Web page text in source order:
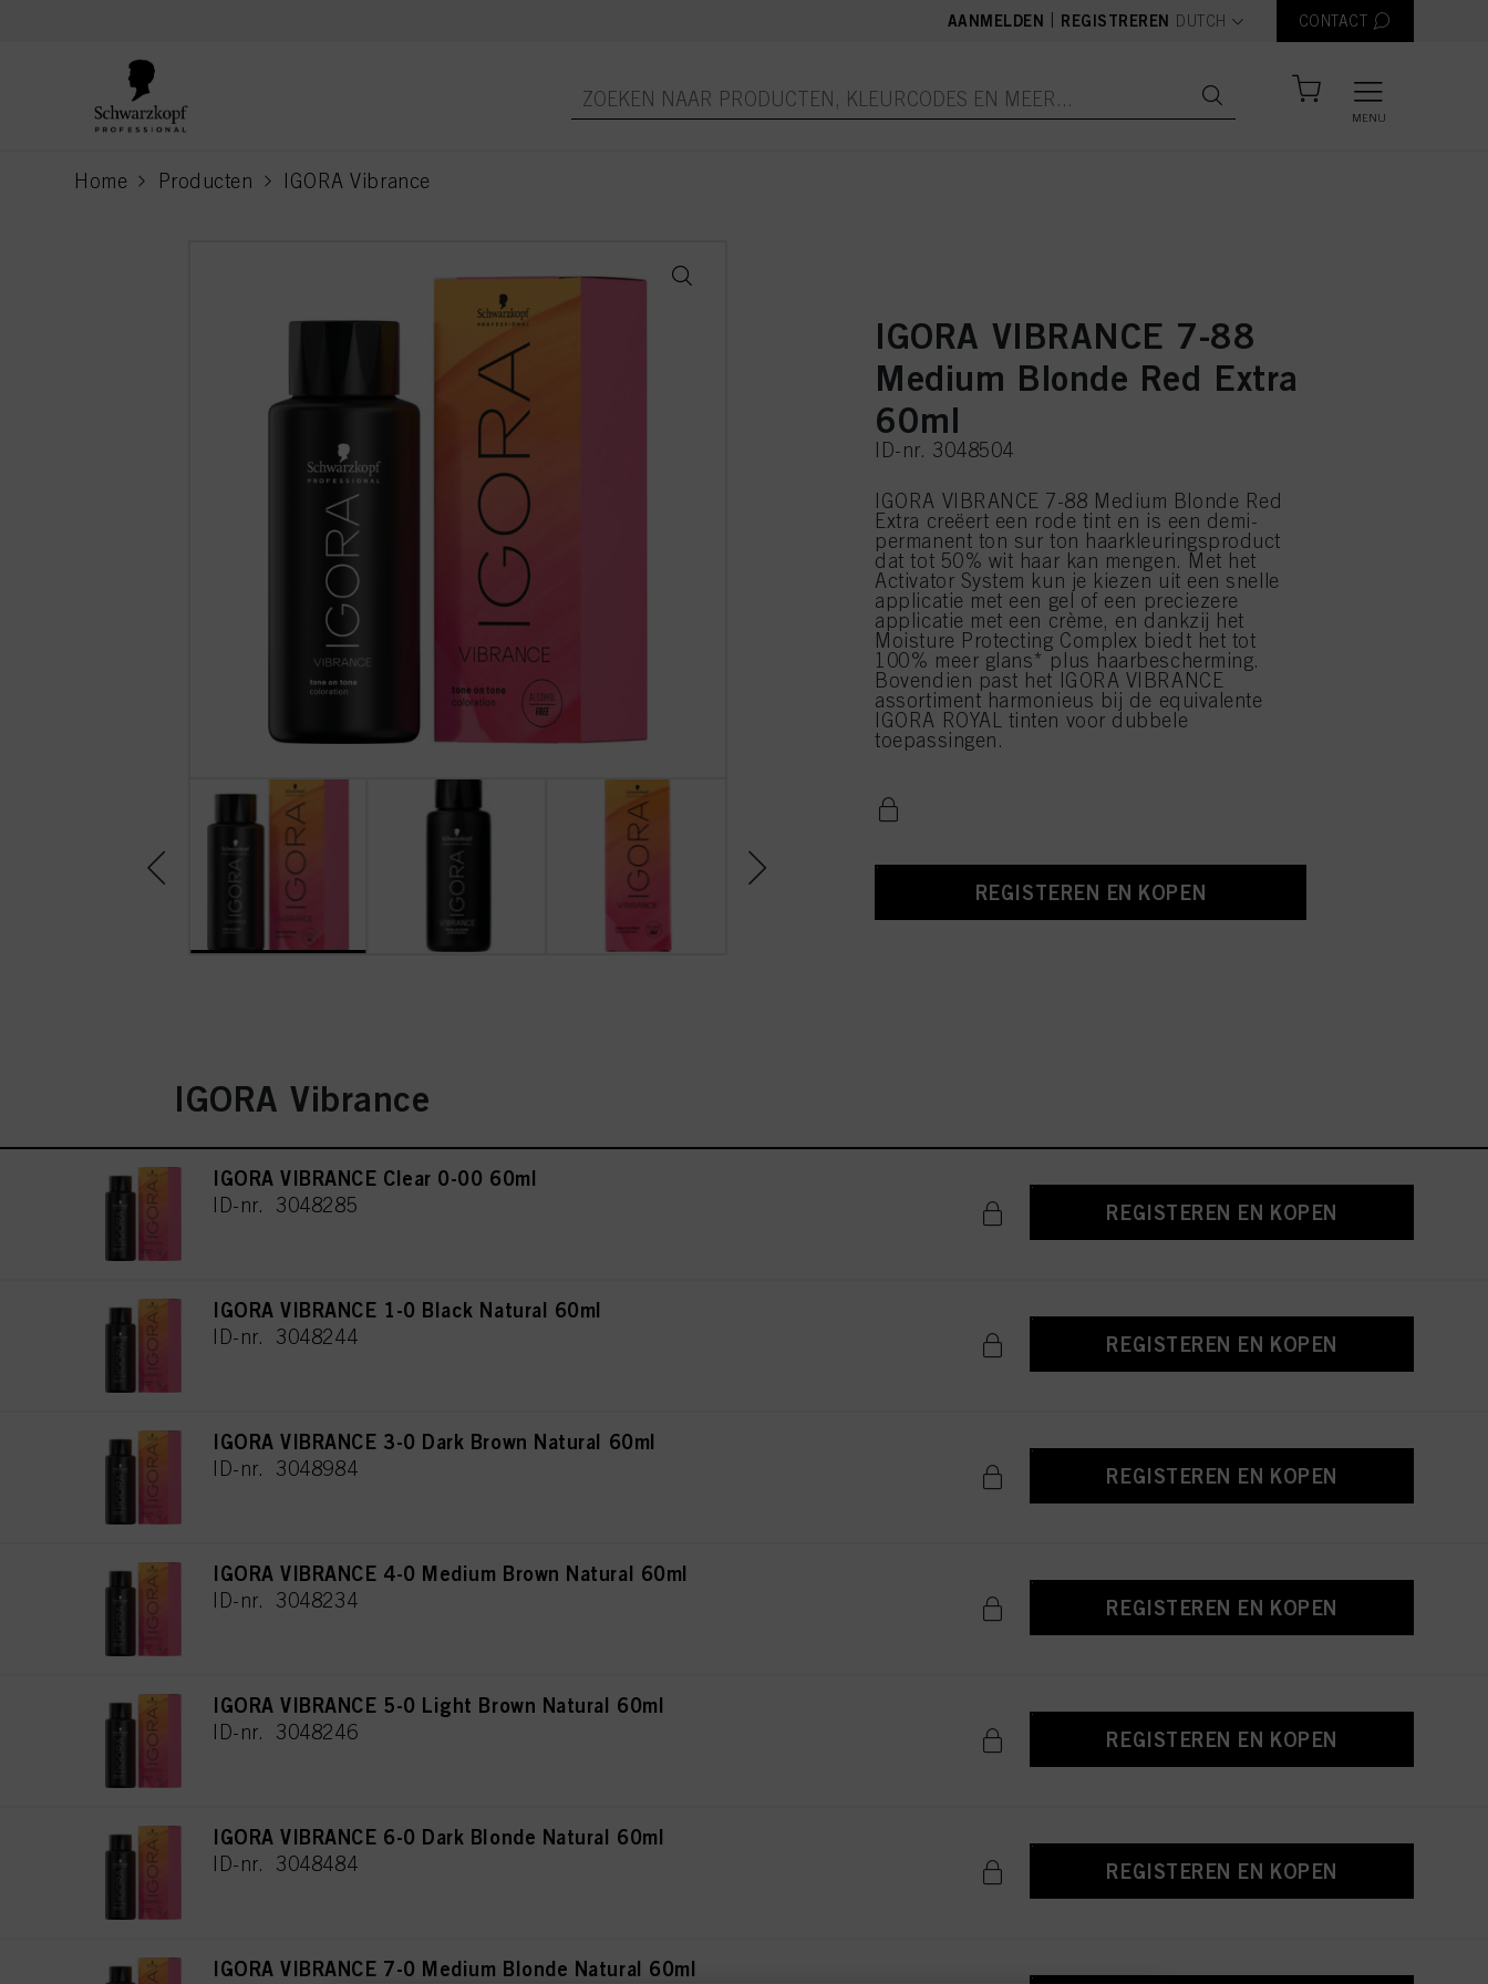
AANMELDEN REGISTREREN text.language
DUTCH CONTACT
MENU
Home Producten IGORA Vibrance
current page
IGORA VIBRANCE 7-88
Medium Blonde Red Extra
60ml
ID-nr. 3048504
IGORA VIBRANCE 7-88 Medium Blonde Red
Extra creëert een rode tint en is een demi-
permanent ton sur ton haarkleuringsproduct
dat tot 50% wit haar kan mengen. Met het
Activator System kun je kiezen uit een snelle
applicatie met een gel of een preciezere
applicatie met een crème, en dankzij het
Moisture Protecting Complex biedt het tot
100% meer glans* plus haarbescherming.
Bovendien past het IGORA VIBRANCE
assortiment harmonieus bij de equivalente
IGORA ROYAL tinten voor dubbele
toepassingen.
REGISTEREN EN KOPEN
IGORA Vibrance
IGORA VIBRANCE Clear 0-00 60ml
ID-nr. 3048285 REGISTEREN EN KOPEN
IGORA VIBRANCE 1-0 Black Natural 60ml
ID-nr. 3048244 REGISTEREN EN KOPEN
IGORA VIBRANCE 3-0 Dark Brown Natural 60ml
ID-nr. 3048984 REGISTEREN EN KOPEN
IGORA VIBRANCE 4-0 Medium Brown Natural 60ml
ID-nr. 3048234 REGISTEREN EN KOPEN
IGORA VIBRANCE 5-0 Light Brown Natural 60ml
ID-nr. 3048246 REGISTEREN EN KOPEN
IGORA VIBRANCE 6-0 Dark Blonde Natural 60ml
ID-nr. 3048484 REGISTEREN EN KOPEN
IGORA VIBRANCE 7-0 Medium Blonde Natural 60ml